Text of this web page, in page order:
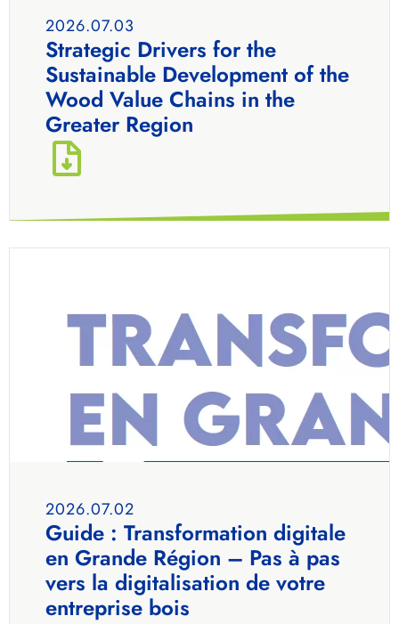
2026.07.03
Strategic Drivers for the
Sustainable Development of the
Wood Value Chains in the
Greater Region
2026.07.02
Guide : Transformation digitale
en Grande Région – Pas à pas
vers la digitalisation de votre
entreprise bois